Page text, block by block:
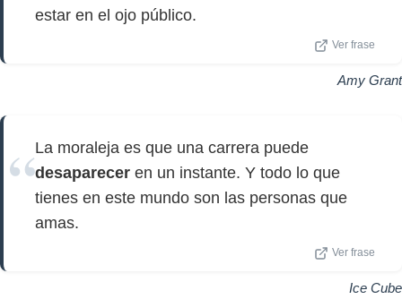
estar en el ojo público.
Ver frase
Amy Grant
La moraleja es que una carrera puede
desaparecer en un instante. Y todo lo que
tienes en este mundo son las personas que
amas.
Ver frase
Ice Cube